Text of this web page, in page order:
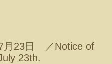
月23日 ／Notice of
23th.